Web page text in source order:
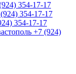
354-17-17
354-17-17
354-17-17
+7 (924)